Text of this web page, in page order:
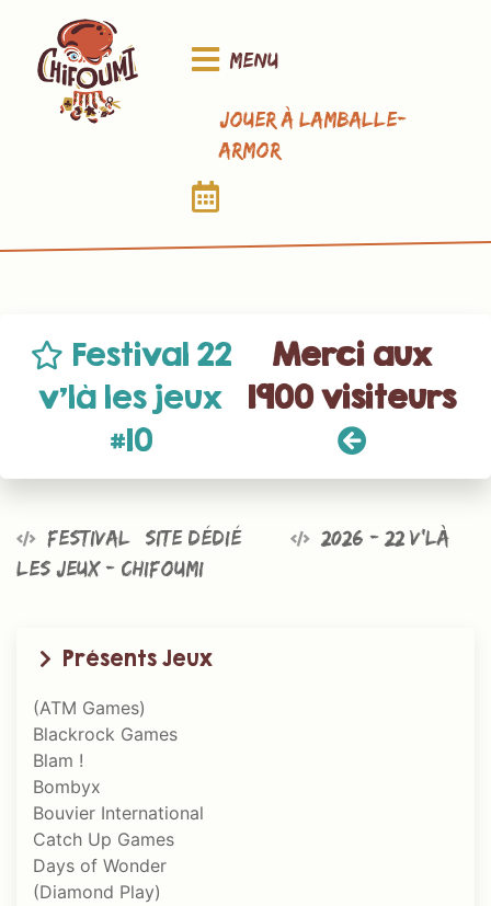
Menu
Jouer à Lamballe-
Armor
Festival 22
v’là les jeux
#10
Merci aux
1900 visiteurs
Festival @site dédié
2026 - 22 v’là
les jeux - Chifoumi
Présents Jeux
(ATM Games)
Blackrock Games
Blam !
Bombyx
Bouvier International
Catch Up Games
Days of Wonder
(Diamond Play)